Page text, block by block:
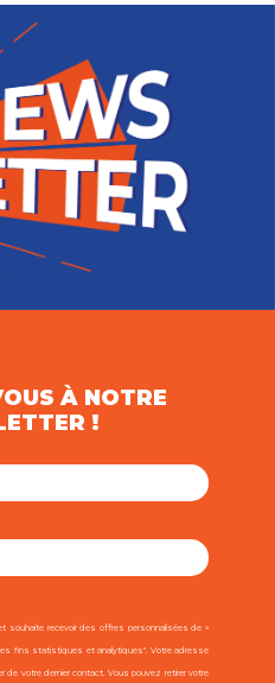
À NOTRE
!
souhaite recevoir des offres personnalisées de «
fins statistiques et analytiques". Votre adresse
de votre dernier contact. Vous pouvez retirer votre